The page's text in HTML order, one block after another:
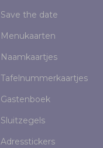
Save the date
Menukaarten
Naamkaartjes
Tafelnummerkaartjes
Gastenboek
Sluitzegels
Adresstickers